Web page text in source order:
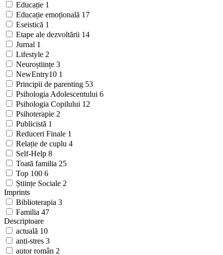
Educație 1
Educație emoțională 17
Eseistică 1
Etape ale dezvoltării 14
Jurnal 1
Lifestyle 2
Neuroștiințe 3
NewEntry10 1
Principii de parenting 53
Psihologia Adolescentului 6
Psihologia Copilului 12
Psihoterapie 2
Publicistă 1
Reduceri Finale 1
Relație de cuplu 4
Self-Help 8
Toată familia 25
Top 100 6
Științe Sociale 2
Imprints
Biblioterapia 3
Familia 47
Descriptoare
actuală 10
anti-stres 3
autor român 2